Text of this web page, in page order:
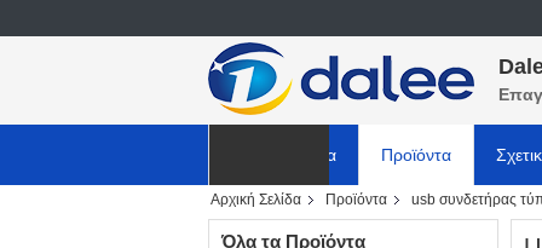
Αρχική Σελίδα Προϊόντα
ΕΙΔΗΣΕΙΣ
Αρχική Σελίδα Προϊόντα usb συνδετήρας
Όλα τα Προϊόντα